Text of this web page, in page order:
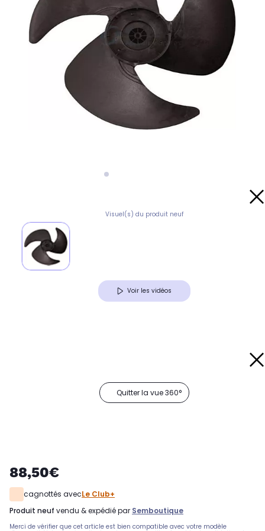
Visuel(s) du produit neuf
Voir les vidéos
Quitter la vue 360°
88,50€
cagnottés avecLe Club+
produit neuf vendu & expédié par Semboutique
Merci de vérifier que cet article est bien compatible avec votre modèle